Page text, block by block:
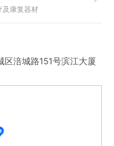
及康复器材
涪城路151号滨江大厦